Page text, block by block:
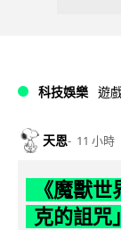
科技娛樂 遊
天恩 11 小時
《魔獸
克的詛咒